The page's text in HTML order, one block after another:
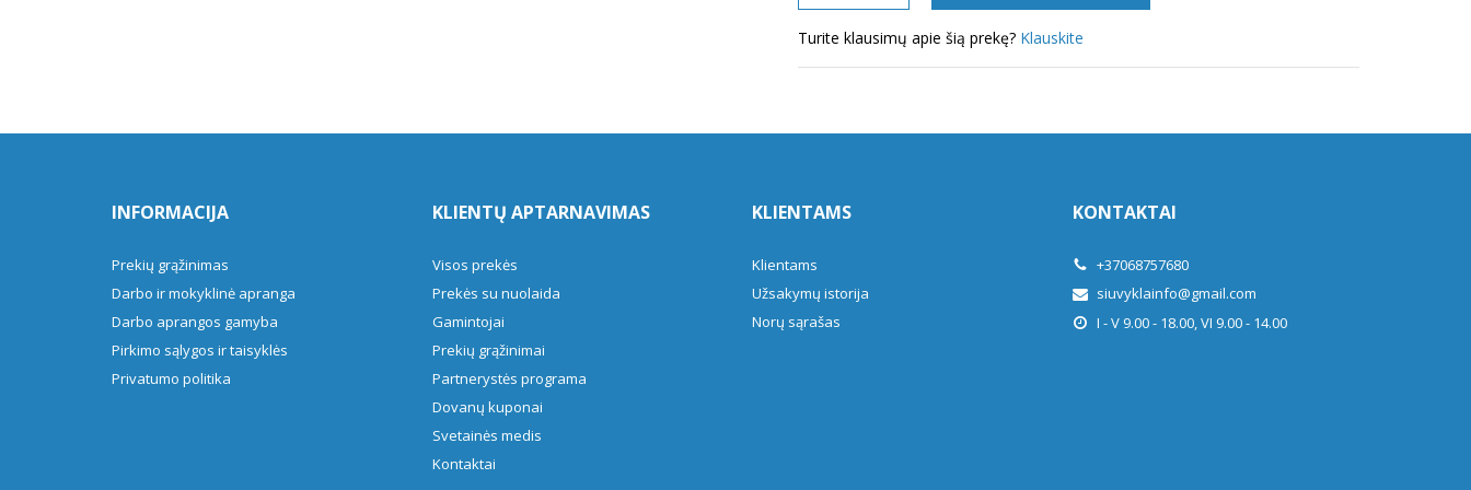
Turite klausimų apie šią prekę? Klauskite
INFORMACIJA
Prekių grąžinimas
Darbo ir mokyklinė apranga
Darbo aprangos gamyba
Pirkimo sąlygos ir taisyklės
Privatumo politika
KLIENTŲ APTARNAVIMAS
Visos prekės
Prekės su nuolaida
Gamintojai
Prekių grąžinimai
Partnerystės programa
Dovanų kuponai
Svetainės medis
Kontaktai
KLIENTAMS
Klientams
Užsakymų istorija
Norų sąrašas
KONTAKTAI
+37068757680
siuvyklainfo@gmail.com
I - V 9.00 - 18.00, VI 9.00 - 14.00